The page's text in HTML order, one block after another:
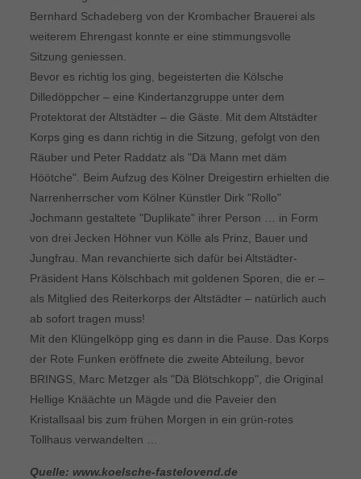
Bernhard Schadeberg von der Krombacher Brauerei als
weiterem Ehrengast konnte er eine stimmungsvolle
Sitzung geniessen.
Bevor es richtig los ging, begeisterten die Kölsche
Dilledöppcher – eine Kindertanzgruppe unter dem
Protektorat der Altstädter – die Gäste. Mit dem Altstädter
Korps ging es dann richtig in die Sitzung, gefolgt von den
Räuber und Peter Raddatz als "Dä Mann met däm
Höötche". Beim Aufzug des Kölner Dreigestirn erhielten die
Narrenherrscher vom Kölner Künstler Dirk "Rollo"
Jochmann gestaltete "Duplikate" ihrer Person … in Form
von drei Jecken Höhner vun Kölle als Prinz, Bauer und
Jungfrau. Man revanchierte sich dafür bei Altstädter-
Präsident Hans Kölschbach mit goldenen Sporen, die er –
als Mitglied des Reiterkorps der Altstädter – natürlich auch
ab sofort tragen muss!
Mit den Klüngelköpp ging es dann in die Pause. Das Korps
der Rote Funken eröffnete die zweite Abteilung, bevor
BRINGS, Marc Metzger als "Dä Blötschkopp", die Original
Hellige Knäächte un Mägde und die Paveier den
Kristallsaal bis zum frühen Morgen in ein grün-rotes
Tollhaus verwandelten …
Quelle: www.koelsche-fastelovend.de